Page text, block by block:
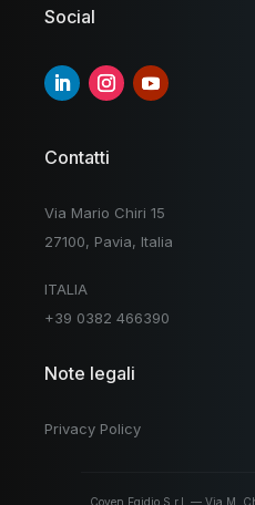
Social
Contatti
Via Mario Chiri 15
27100, Pavia, Italia
ITALIA
+39 0382 466390
Note legali
Privacy Policy
Coven Egidio S.r.l. — Via M.